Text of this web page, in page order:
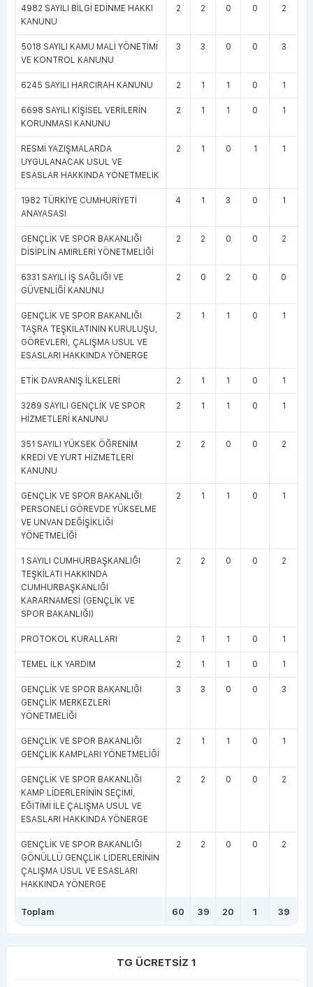
4982 SAYILI BİLGİ EDİNME HAKKI
KANUNU
2 2 0 0 2
5018 SAYILI KAMU MALİ YÖNETİMİ
VE KONTROL KANUNU
3 3 0 0 3
6245 SAYILI HARCIRAH KANUNU 2 1 1 0 1
6698 SAYILI KİŞİSEL VERİLERİN
KORUNMASI KANUNU
2 1 1 0 1
RESMİ YAZIŞMALARDA
UYGULANACAK USUL VE
ESASLAR HAKKINDA YÖNETMELİK
2 1 0 1 1
1982 TÜRKİYE CUMHURİYETİ
ANAYASASI
4 1 3 0 1
GENÇLİK VE SPOR BAKANLIĞI
DİSİPLİN AMİRLERİ YÖNETMELİĞİ
2 2 0 0 2
6331 SAYILI İŞ SAĞLIĞI VE
GÜVENLİĞİ KANUNU
2 0 2 0 0
GENÇLİK VE SPOR BAKANLIĞI
TAŞRA TEŞKİLATININ KURULUŞU,
GÖREVLERİ, ÇALIŞMA USUL VE
ESASLARI HAKKINDA YÖNERGE
2 1 1 0 1
ETİK DAVRANIŞ İLKELERİ 2 1 1 0 1
3289 SAYILI GENÇLİK VE SPOR
HİZMETLERİ KANUNU
2 1 1 0 1
351 SAYILI YÜKSEK ÖĞRENİM
KREDİ VE YURT HİZMETLERİ
KANUNU
2 2 0 0 2
GENÇLİK VE SPOR BAKANLIĞI
PERSONELİ GÖREVDE YÜKSELME
VE UNVAN DEĞİŞİKLİĞİ
YÖNETMELİĞİ
2 1 1 0 1
1 SAYILI CUMHURBAŞKANLIĞI
TEŞKİLATI HAKKINDA
CUMHURBAŞKANLIĞI
KARARNAMESİ (GENÇLİK VE
SPOR BAKANLIĞI)
2 2 0 0 2
PROTOKOL KURALLARI 2 1 1 0 1
TEMEL İLK YARDIM 2 1 1 0 1
GENÇLİK VE SPOR BAKANLIĞI
GENÇLİK MERKEZLERİ
YÖNETMELİĞİ
3 3 0 0 3
GENÇLİK VE SPOR BAKANLIĞI
GENÇLİK KAMPLARI YÖNETMELİĞİ
2 1 1 0 1
GENÇLİK VE SPOR BAKANLIĞI
KAMP LİDERLERİNİN SEÇİMİ,
EĞİTİMİ İLE ÇALIŞMA USUL VE
ESASLARI HAKKINDA YÖNERGE
2 2 0 0 2
GENÇLİK VE SPOR BAKANLIĞI
GÖNÜLLÜ GENÇLİK LİDERLERİNİN
ÇALIŞMA USUL VE ESASLARI
HAKKINDA YÖNERGE
2 2 0 0 2
Toplam 60 39 20 1 39
TG ÜCRETSİZ 1